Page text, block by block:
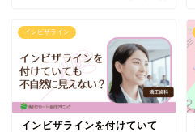
インビザライン
インビザラインを付けていて